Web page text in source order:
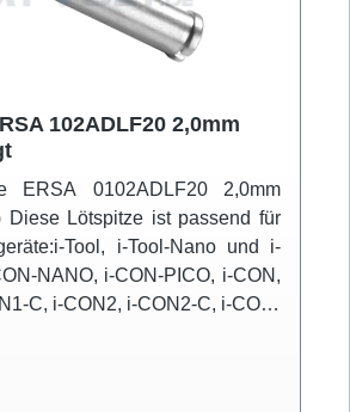
102ADLF20 2,0mm
ERSA 0102ADLF20 2,0mm
Diese Lötspitze ist passend für
Tool, i-Tool-Nano und i-
NANO, i-CON-PICO, i-CON,
C, i-CON2, i-CON2-C, i-CON-